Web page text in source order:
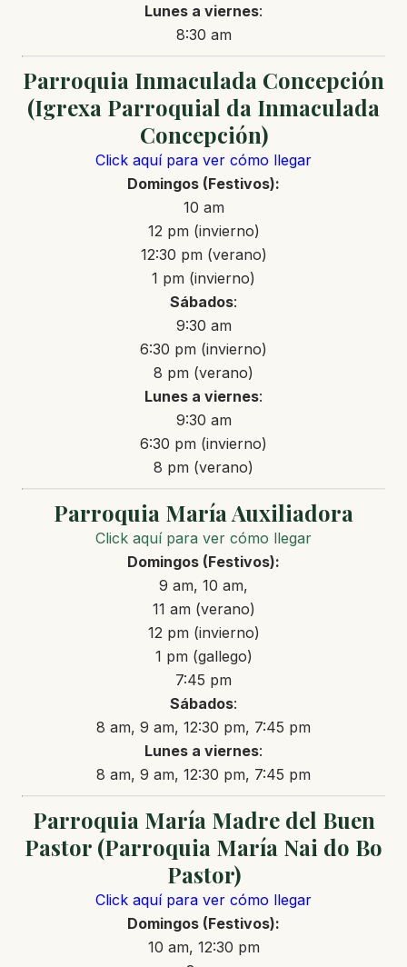
Lunes a viernes:
8:30 am
Parroquia Inmaculada Concepción
(Igrexa Parroquial da Inmaculada
Concepción)
Click aquí para ver cómo llegar
Domingos (Festivos):
10 am
12 pm (invierno)
12:30 pm (verano)
1 pm (invierno)
Sábados:
9:30 am
6:30 pm (invierno)
8 pm (verano)
Lunes a viernes:
9:30 am
6:30 pm (invierno)
8 pm (verano)
Parroquia María Auxiliadora
Click aquí para ver cómo llegar
Domingos (Festivos):
9 am, 10 am,
11 am (verano)
12 pm (invierno)
1 pm (gallego)
7:45 pm
Sábados:
8 am, 9 am, 12:30 pm, 7:45 pm
Lunes a viernes:
8 am, 9 am, 12:30 pm, 7:45 pm
Parroquia María Madre del Buen
Pastor (Parroquia María Nai do Bo
Pastor)
Click aquí para ver cómo llegar
Domingos (Festivos):
10 am, 12:30 pm